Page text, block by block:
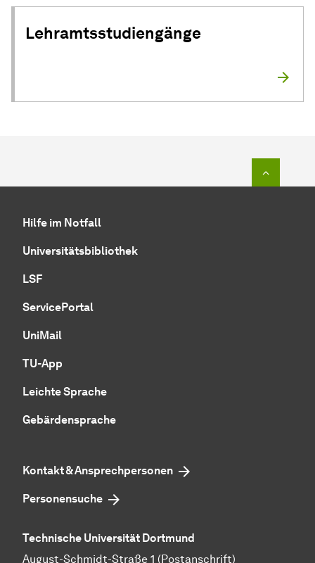
Lehramtsstudiengänge
Hilfe im Notfall
Universitätsbibliothek
LSF
ServicePortal
UniMail
TU-App
Leichte Sprache
Gebärdensprache
Kontakt & Ansprechpersonen
Personensuche
Technische Universität Dortmund
August-Schmidt-Straße 1 (Postanschrift)